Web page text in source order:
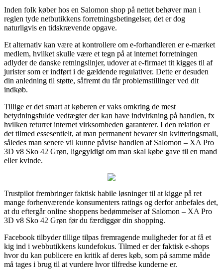
Inden folk køber hos en Salomon shop på nettet behøver man i
reglen tyde netbutikkens forretningsbetingelser, det er dog
naturligvis en tidskrævende opgave.
Et alternativ kan være at kontrollere om e-forhandleren er e-mærket
medlem, hvilket skulle være et tegn på at internet forretningen
adlyder de danske retningslinjer, udover at e-firmaet tit kigges til af
jurister som er indført i de gældende regulativer. Dette er desuden
din anledning til støtte, såfremt du får problemstillinger ved dit
indkøb.
Tillige er det smart at køberen er vaks omkring de mest
betydningsfulde vedtægter der kan have indvirkning på handlen, fx
hvilken returret internet virksomheden garanterer. I den relation er
det tilmed essesentielt, at man permanent bevarer sin kvitteringsmail,
således man senere vil kunne påvise handlen af Salomon – XA Pro
3D v8 Sko 42 Grøn, ligegyldigt om man skal købe gave til en mand
eller kvinde.
Trustpilot frembringer faktisk habile løsninger til at kigge på ret
mange forhenværende konsumenters ratings og derfor anbefales det,
at du eftergår online shoppens bedømmelser af Salomon – XA Pro
3D v8 Sko 42 Grøn før du færdiggør din shopping.
Facebook tilbyder tillige tilpas fremragende muligheder for at få et
kig ind i webbutikkens kundefokus. Tilmed er der faktisk e-shops
hvor du kan publicere en kritik af deres køb, som på samme måde
må tages i brug til at vurdere hvor tilfredse kunderne er.